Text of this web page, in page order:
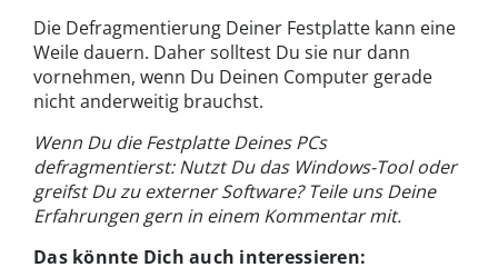
Die Defragmentierung Deiner Festplatte kann eine
Weile dauern. Daher solltest Du sie nur dann
vornehmen, wenn Du Deinen Computer gerade
nicht anderweitig brauchst.
Wenn Du die Festplatte Deines PCs
defragmentierst: Nutzt Du das Windows-Tool oder
greifst Du zu externer Software? Teile uns Deine
Erfahrungen gern in einem Kommentar mit.
Das könnte Dich auch interessieren: